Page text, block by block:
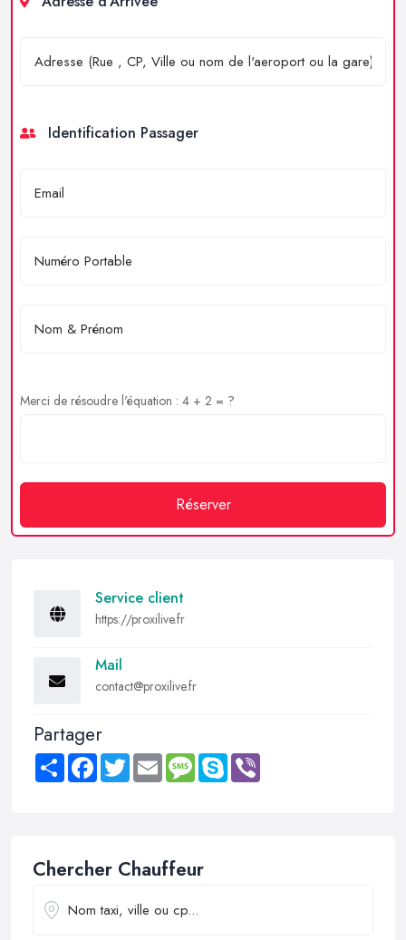
Identification Passager
Merci de résoudre l'équation : 4 + 2 = ?
Réserver
Service client
https://proxilive.fr
Mail
contact@proxilive.fr
Partager
Share FacebookTwitter Email MessageSkype
Chercher Chauffeur